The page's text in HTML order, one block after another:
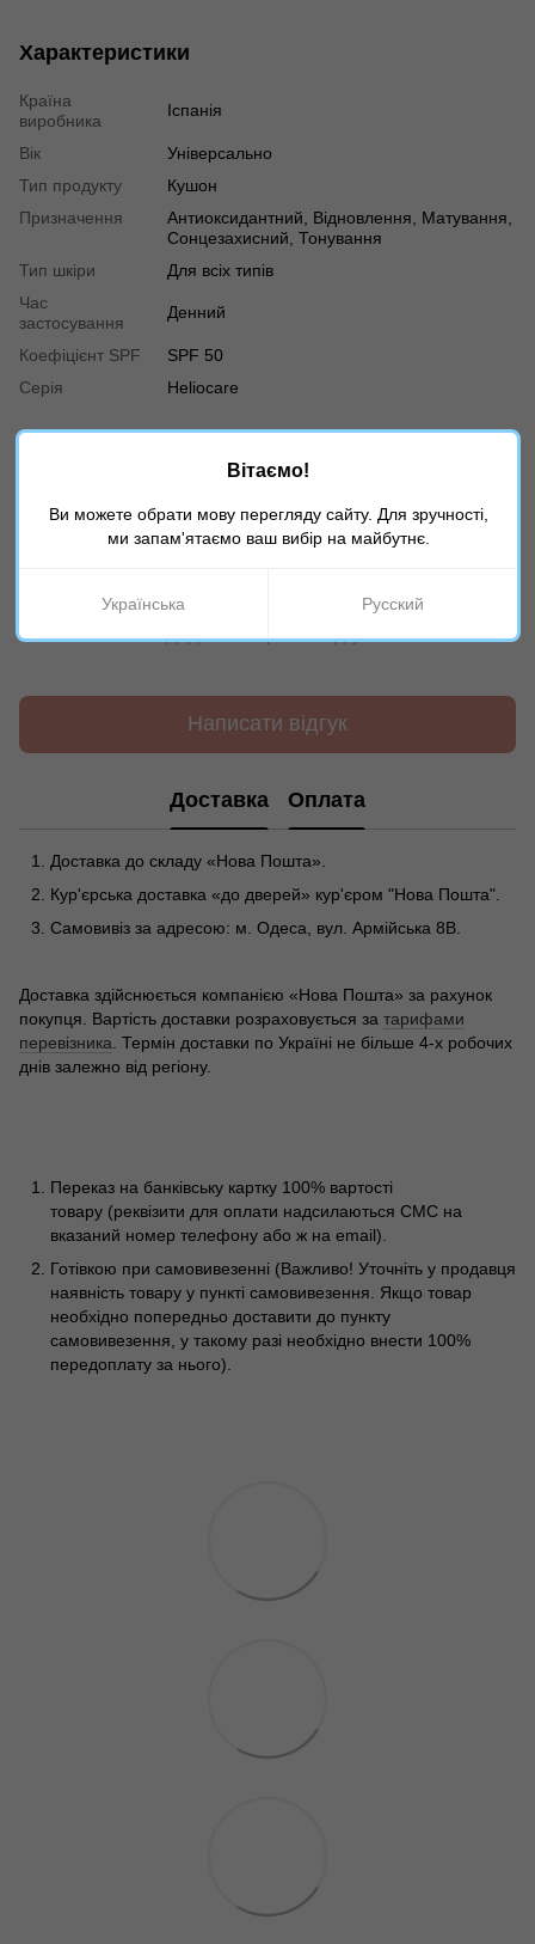
Характеристики
Країна
виробника
Іспанія
Вік
Універсально
Тип продукту
Кушон
Призначення
Антиоксидантний, Відновлення, Матування,
Сонцезахисний, Тонування
Тип шкіри
Для всіх типів
Час
застосування
Денний
Коефіцієнт SPF
SPF 50
Серія
Heliocare
Додайте перший відгук
Написати відгук
Доставка Оплата
Доставка до складу «Нова Пошта».
Кур'єрська доставка «до дверей» кур'єром "Нова Пошта".
Самовивіз за адресою: м. Одеса, вул. Армійська 8В.
Доставка здійснюється компанією «Нова Пошта» за рахунок
покупця. Вартість доставки розраховується за тарифами
перевізника . Термін доставки по Україні не більше 4-х робочих
днів залежно від регіону.
Переказ на банківську картку 100% вартості
товару (реквізити для оплати надсилаються СМС на
вказаний номер телефону або ж на email).
Готівкою при самовивезенні (Важливо! Уточніть у продавця
наявність товару у пункті самовивезення. Якщо товар
необхідно попередньо доставити до пункту
самовивезення, у такому разі необхідно внести 100%
передоплату за нього).
Вітаємо!
Ви можете обрати мову перегляду сайту. Для зручності,
ми запам'ятаємо ваш вибір на майбутнє.
Українська Русский